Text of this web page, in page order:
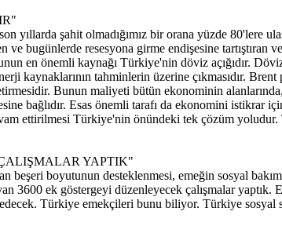
yıllarda şahit olmadığımız bir orana yüzde
bugünlerde resesyona girme endişesine
en önemli kaynağı Türkiye'nin döviz açığıdır.
kaynaklarının tahminlerin üzerine çıkmasıdır.
Bunun maliyeti bütün ekonominin
bağlıdır. Esas önemli tarafı da ekonomini istikrar
ettirilmesi Türkiye'nin önündeki tek çözüm
YAPTIK"
beşeri boyutunun desteklenmesi, emeğin sosyal
3600 ek göstergeyi düzenleyecek çalışmalar
Türkiye emekçileri bunu biliyor. Türkiye